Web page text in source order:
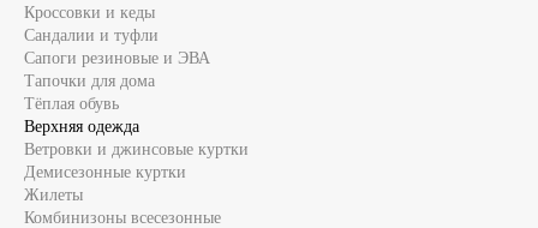
Кроссовки и кеды
Сандалии и туфли
Сапоги резиновые и ЭВА
Тапочки для дома
Тёплая обувь
Верхняя одежда
Ветровки и джинсовые куртки
Демисезонные куртки
Жилеты
Комбинизоны всесезонные